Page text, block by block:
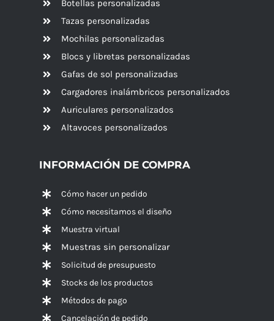
Botellas personalizadas
Tazas personalizadas
Mochilas personalizadas
Blocs y libretas personalizadas
Gafas de sol personalizadas
Cargadores inalámbricos personalizados
Auriculares personalizados
Altavoces personalizados
INFORMACIÓN DE COMPRA
Cómo hacer un pedido
Cómo necesitamos el diseño
Muestra virtual
Muestras sin personalizar
Solicitud de presupuesto
Stocks de los productos
Métodos de pago
Cancelación de pedido